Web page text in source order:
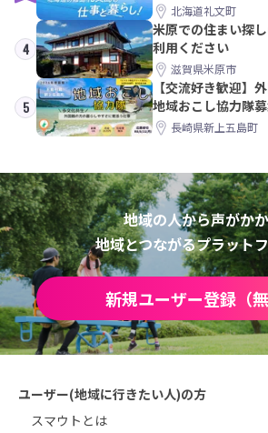
北海道礼文町
4
米原での住まい探
利用ください
滋賀県米原市
5
【交流好き歓迎】
地域おこし協力隊
島町長崎県新上五島町
地域の人から声がか
地域とつながるプラット
新規ユーザー登録（無
ユーザー(地域に行きたい人)の方
スマウトとは